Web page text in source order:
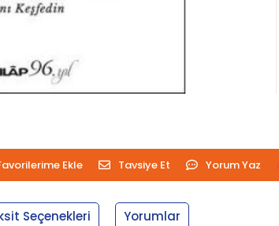
Ekle Tavsiye Et Yorum Yaz
Seçenekleri Yorumlar